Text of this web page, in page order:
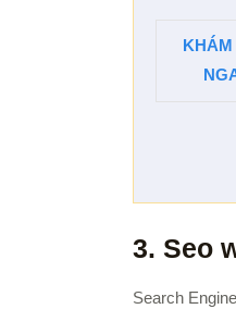
3. Seo
Search